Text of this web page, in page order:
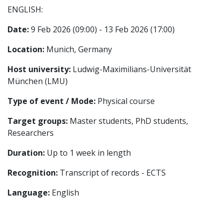
ENGLISH:
Date:9 Feb 2026 (09:00) - 13 Feb 2026 (17:00)
Location: Munich, Germany
Host university: Ludwig-Maximilians-Universität
München (LMU)
Type of event / Mode: Physical course
Target groups: Master students, PhD students,
Researchers
Duration: Up to 1 week in length
Recognition: Transcript of records - ECTS
Language: English